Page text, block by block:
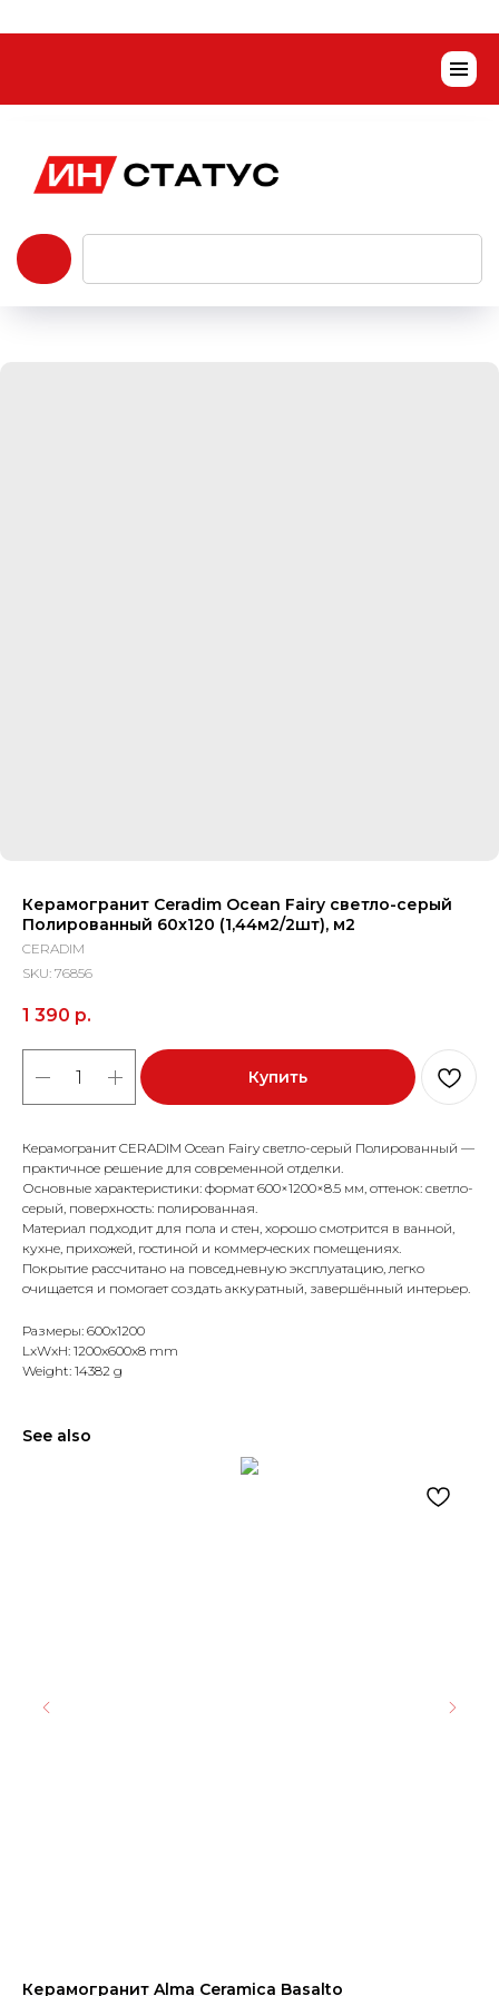
Керамогранит Ceradim Ocean Fairy светло-серый
Полированный 60x120 (1,44м2/2шт), м2
CERADIM
SKU: 76856
1 390 р.
Купить
Керамогранит CERADIM Ocean Fairy светло-серый Полированный —
практичное решение для современной отделки.
Основные характеристики: формат 600×1200×8.5 мм, оттенок: светло-
серый, поверхность: полированная.
Материал подходит для пола и стен, хорошо смотрится в ванной,
кухне, прихожей, гостиной и коммерческих помещениях.
Покрытие рассчитано на повседневную эксплуатацию, легко
очищается и помогает создать аккуратный, завершённый интерьер.
Размеры: 600x1200
LxWxH: 1200x600x8 mm
Weight: 14382 g
See also
Керамогранит Alma Ceramica Basalto